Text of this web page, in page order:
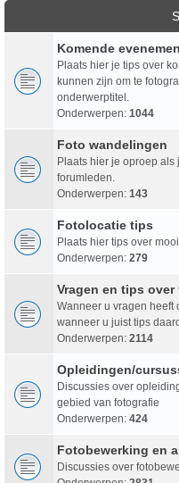
Komende
Plaats hier je tips over
kunnen zijn om te
onderwerptitel.
Onderwerpen: 1044
Foto wandelingen
Plaats hier je oproep
forumleden.
Onderwerpen: 143
Fotolocatie tips
Plaats hier tips over
Onderwerpen: 279
Vragen en tips
Wanneer u vragen heeft
wanneer u juist tips
Onderwerpen: 2114
Opleidingen/
Discussies over
gebied van fotografie
Onderwerpen: 424
Fotobewerking en
Discussies over